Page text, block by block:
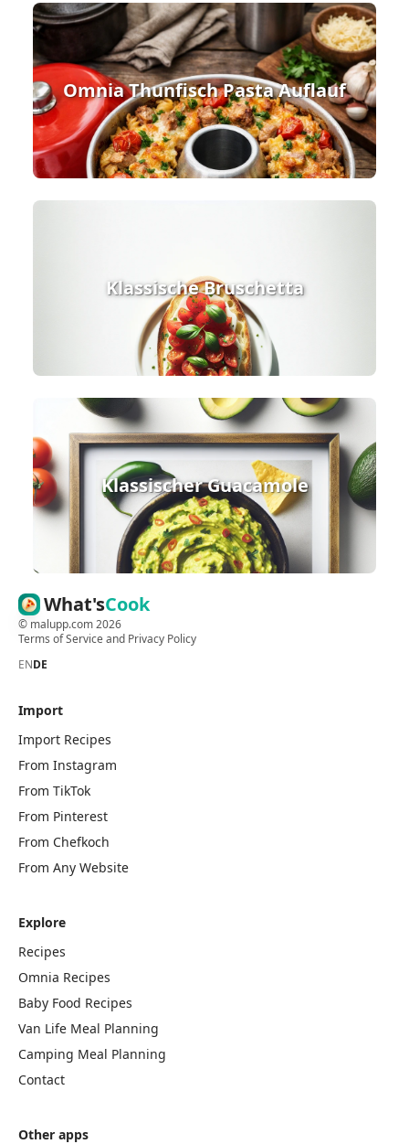
Omnia Thunfisch Pasta Auflauf
Klassische Bruschetta
Klassischer Guacamole
What'sCook
© malupp.com2026
Terms of Serviceand Privacy Policy
ENDE
Import
Import Recipes
From Instagram
From TikTok
From Pinterest
From Chefkoch
From Any Website
Explore
Recipes
Omnia Recipes
Baby Food Recipes
Van Life Meal Planning
Camping Meal Planning
Contact
Other apps